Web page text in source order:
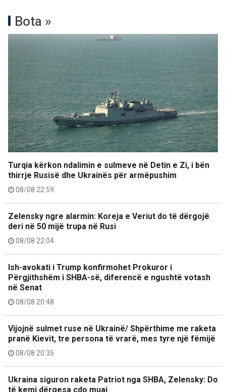
Bota »
Turqia kërkon ndalimin e sulmeve në Detin e Zi, i bën
thirrje Rusisë dhe Ukrainës për armëpushim
08/08 22:59
Zelensky ngre alarmin: Koreja e Veriut do të dërgojë
deri në 50 mijë trupa në Rusi
08/08 22:04
Ish-avokati i Trump konfirmohet Prokuror i
Përgjithshëm i SHBA-së, diferencë e ngushtë votash
në Senat
08/08 20:48
Vijojnë sulmet ruse në Ukrainë/ Shpërthime me raketa
pranë Kievit, tre persona të vrarë, mes tyre një fëmijë
08/08 20:35
Ukraina siguron raketa Patriot nga SHBA, Zelensky: Do
të kemi dërgesa çdo muaj